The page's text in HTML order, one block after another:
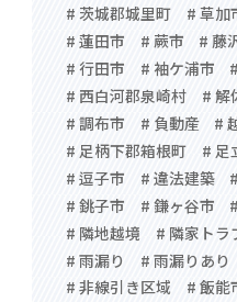
# 茨城郡城里町
# 草加
# 蓮田市
# 蕨市 # 藤
# 行田市
# 袖ケ浦市
# 西白河郡泉崎村
# 解
# 調布市
# 負動産 #
# 足柄下郡箱根町
# 足
# 逗子市
# 違法建築
# 銚子市
# 鎌ヶ谷市
# 隣地越境
# 隣家トラ
# 雨漏り
# 雨漏りあり
# 非線引き区域
# 飯能